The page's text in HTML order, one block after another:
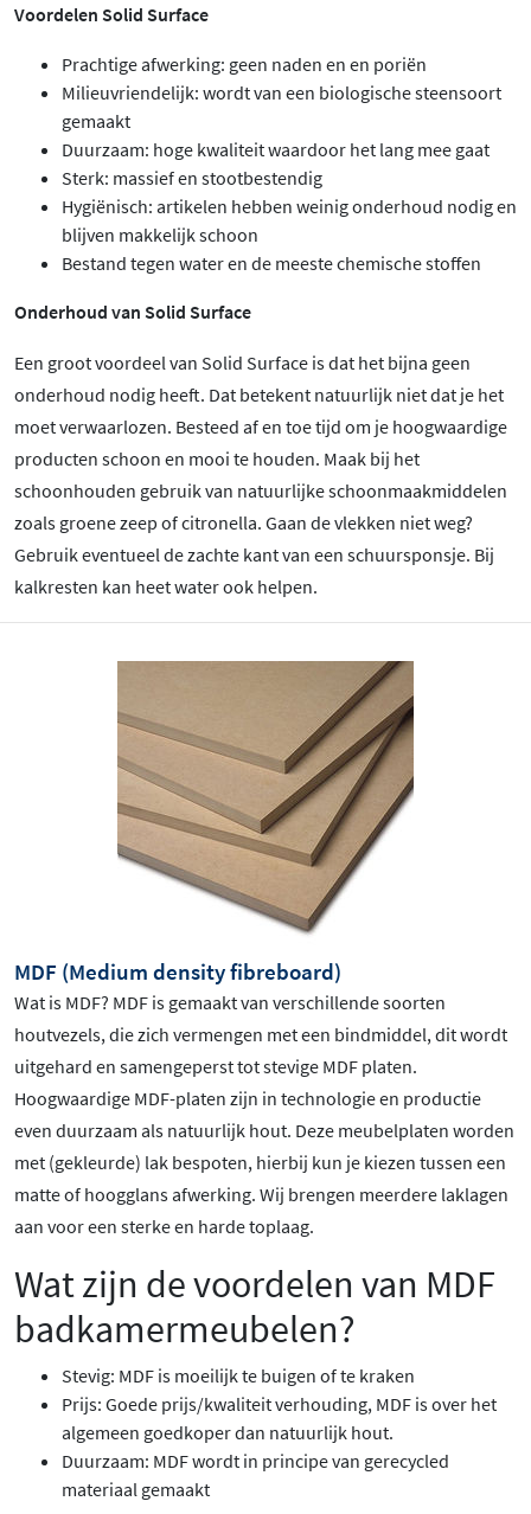
Voordelen Solid Surface
Prachtige afwerking: geen naden en en poriën
Milieuvriendelijk: wordt van een biologische steensoort
gemaakt
Duurzaam: hoge kwaliteit waardoor het lang mee gaat
Sterk: massief en stootbestendig
Hygiënisch: artikelen hebben weinig onderhoud nodig en
blijven makkelijk schoon
Bestand tegen water en de meeste chemische stoffen
Onderhoud van Solid Surface
Een groot voordeel van Solid Surface is dat het bijna geen
onderhoud nodig heeft. Dat betekent natuurlijk niet dat je het
moet verwaarlozen. Besteed af en toe tijd om je hoogwaardige
producten schoon en mooi te houden. Maak bij het
schoonhouden gebruik van natuurlijke schoonmaakmiddelen
zoals groene zeep of citronella. Gaan de vlekken niet weg?
Gebruik eventueel de zachte kant van een schuursponsje. Bij
kalkresten kan heet water ook helpen.
MDF (Medium density fibreboard)
Wat is MDF? MDF is gemaakt van verschillende soorten
houtvezels, die zich vermengen met een bindmiddel, dit wordt
uitgehard en samengeperst tot stevige MDF platen.
Hoogwaardige MDF-platen zijn in technologie en productie
even duurzaam als natuurlijk hout. Deze meubelplaten worden
met (gekleurde) lak bespoten, hierbij kun je kiezen tussen een
matte of hoogglans afwerking. Wij brengen meerdere laklagen
aan voor een sterke en harde toplaag.
Wat zijn de voordelen van MDF
badkamermeubelen?
Stevig: MDF is moeilijk te buigen of te kraken
Prijs: Goede prijs/kwaliteit verhouding, MDF is over het
algemeen goedkoper dan natuurlijk hout.
Duurzaam: MDF wordt in principe van gerecycled
materiaal gemaakt